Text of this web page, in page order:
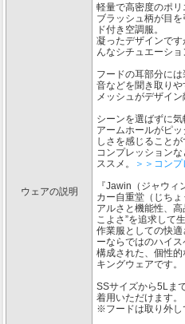
ウェアの説明
軽量で高密度のポ
ブラッシュ柄が目
ド付き空調服。
凝ったデザインで
んなシチュエーショ
フードの耳部分に
音などを聞き取り
メッシュがデザイン
シーンを選ばずに気
アームホールがピ
しさを感じることが
コンプレッション
ススメ。
＞＞コン
『Jawin（ジャウ
カー自重堂（じち
アルさと機能性、
こよさ”を追求して
作業服としての快
ーならではのハイ
構成された、個性
キングウェアです。
SSサイズから5Lま
着用いただけます。
※フードは取り外し